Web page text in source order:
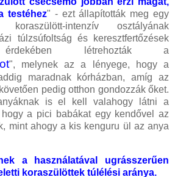
testéhez" - ezt állapították meg egy
intenzív osztályának
túlzsúfoltság és keresztfertőzések
érdekében létrehozták a
", melynek az a lényege, hogy a
maradnak kórházban, amíg az
pedig otthon gondozzák őket.
is el kell valahogy látni a
hogy a pici babákat egy kendővel az
mint ahogy a kis kenguru ül az anya
a használatával ugrásszerűen
koraszülöttek túlélési aránya.